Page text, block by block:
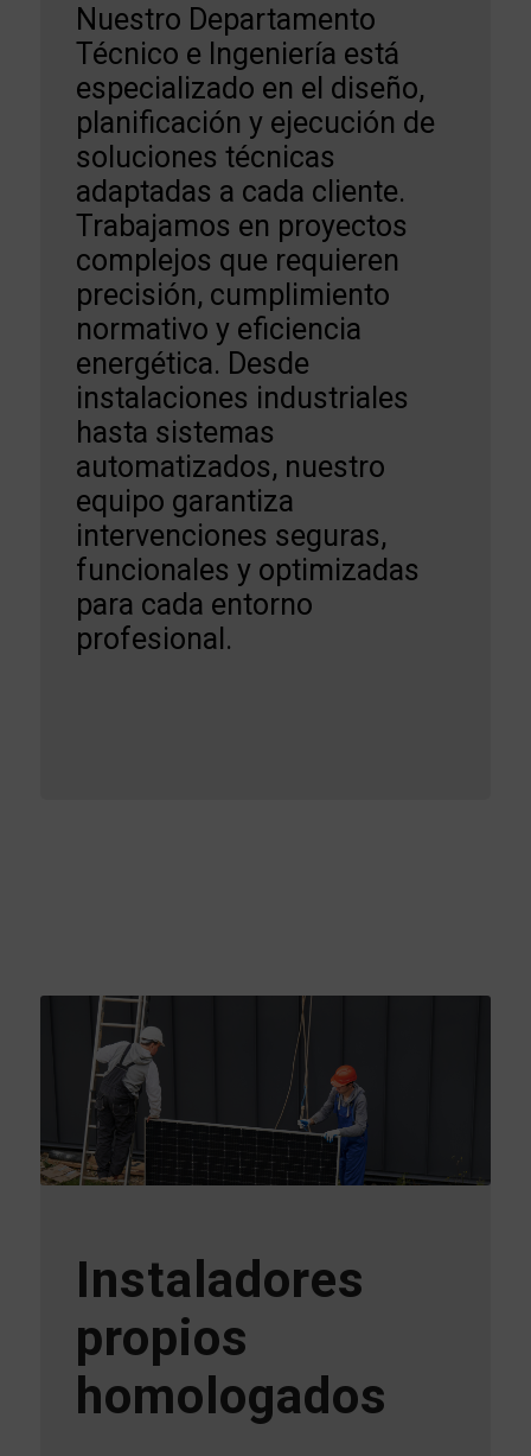
Nuestro Departamento
Técnico e Ingeniería está
especializado en el diseño,
planificación y ejecución de
soluciones técnicas
adaptadas a cada cliente.
Trabajamos en proyectos
complejos que requieren
precisión, cumplimiento
normativo y eficiencia
energética. Desde
instalaciones industriales
hasta sistemas
automatizados, nuestro
equipo garantiza
intervenciones seguras,
funcionales y optimizadas
para cada entorno
profesional.
Instaladores
propios
homologados